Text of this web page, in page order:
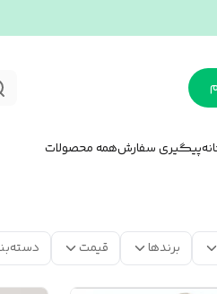
پیگیری سفارشهمه محصولات
برندها قیمت